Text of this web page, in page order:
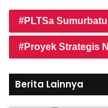
PLTSa Sumurbatu
Proyek Strategis
Berita Lainnya